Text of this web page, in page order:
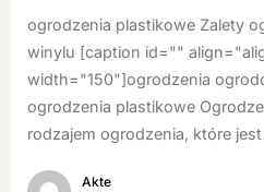
ogrodzenia plastikowe Zalety
winylu [caption id=""
width="150"]ogrodzenia
ogrodzenia plastikowe
rodzajem ogrodzenia, które
Akte